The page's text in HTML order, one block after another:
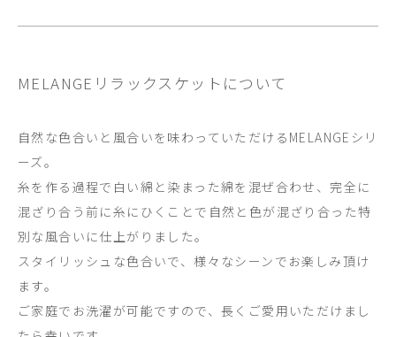
MELANGEリラックスケットについて
自然な色合いと風合いを味わっていただけるMELANGEシリ
ーズ。
糸を作る過程で白い綿と染まった綿を混ぜ合わせ、完全に
混ざり合う前に糸にひくことで自然と色が混ざり合った特
別な風合いに仕上がりました。
スタイリッシュな色合いで、様々なシーンでお楽しみ頂け
ます。
ご家庭でお洗濯が可能ですので、長くご愛用いただけまし